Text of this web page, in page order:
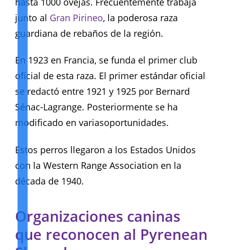
junto al Gran Pirineo, la poderosa raza
guardiana de rebaños de la región.
En 1923 en Francia, se funda el primer club
oficial de esta raza. El primer estándar oficial
se redactó entre 1921 y 1925 por Bernard
Sénac-Lagrange. Posteriormente se ha
modificado en variasoportunidades.
Estos perros llegaron a los Estados Unidos
con la Western Range Association en la
década de 1940.
Organizaciones caninas
que reconocen al Pyrenean